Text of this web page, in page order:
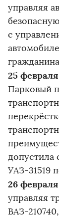
управляя
с
25 февраля
Парковый
допустила
УАЗ-31519
26 февраля
управляя
ВАЗ-